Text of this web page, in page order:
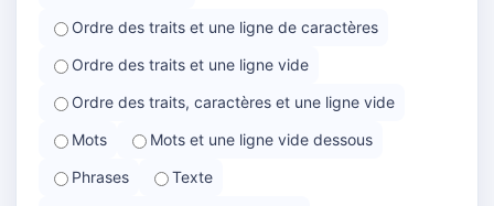
Ordre des traits et une ligne de caractères
Ordre des traits et une ligne vide
Ordre des traits, caractères et une ligne vide
Mots
Mots et une ligne vide dessous
Phrases
Texte